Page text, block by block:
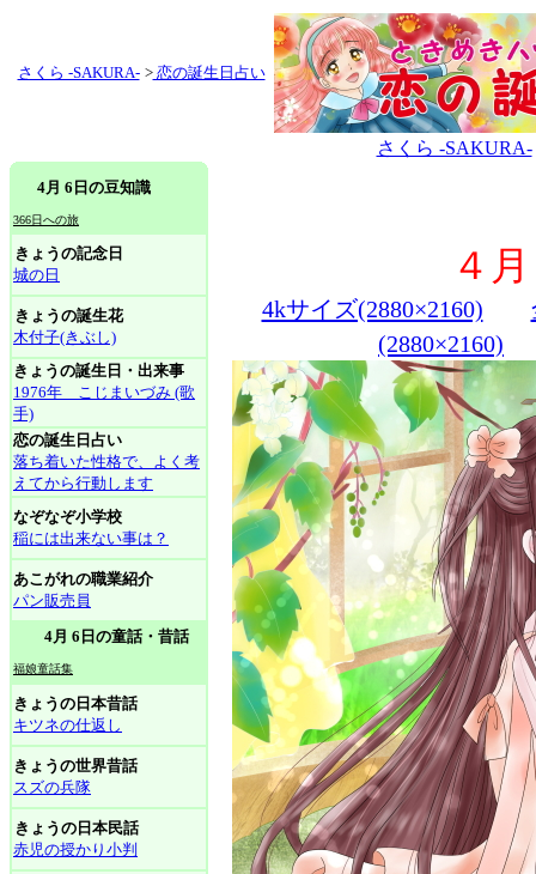
さくら -SAKURA- >恋の誕生日占い
さくら -SAKURA-
4月 6日の豆知識
366日への旅
きょうの記念日
城の日
きょうの誕生花
木付子(きぶし)
きょうの誕生日・出来事
1976年 こじまいづみ (歌
手)
恋の誕生日占い
落ち着いた性格で、よく考
えてから行動します
なぞなぞ小学校
稲には出来ない事は？
あこがれの職業紹介
パン販売員
4月 6日の童話・昔話
福娘童話集
きょうの日本昔話
キツネの仕返し
きょうの世界昔話
スズの兵隊
きょうの日本民話
赤児の授かり小判
４
4kサイズ(2880×2160)
(2880×2160)